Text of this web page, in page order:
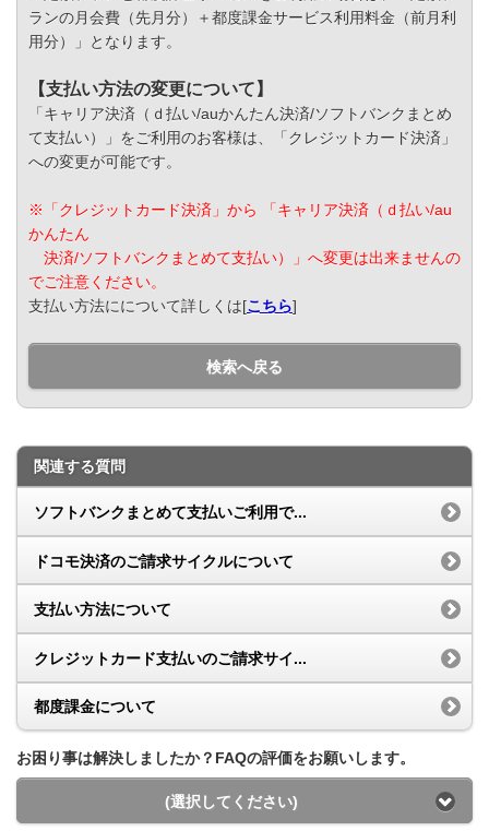
ランの月会費（先月分）＋都度課金サービス利用料金（前月利
用分）」となります。
【支払い方法の変更について】
「キャリア決済（ｄ払い/auかんたん決済/ソフトバンクまとめ
て支払い）」をご利用のお客様は、「クレジットカード決済」
への変更が可能です。
※「クレジットカード決済」から 「キャリア決済（ｄ払い/au
かんたん
決済/ソフトバンクまとめて支払い）」へ変更は出来ませんの
でご注意ください。
支払い方法にについて詳しくは[こちら]
検索へ戻る
関連する質問
ソフトバンクまとめて支払いご利用で...
ドコモ決済のご請求サイクルについて
支払い方法について
クレジットカード支払いのご請求サイ...
都度課金について
お困り事は解決しましたか？FAQの評価をお願いします。
(選択してください)